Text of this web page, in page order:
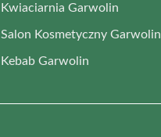
Kwiaciarnia Garwolin
Salon Kosmetyczny Garwolin
Kebab Garwolin